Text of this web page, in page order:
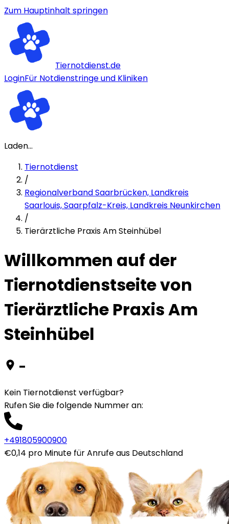
Zum Hauptinhalt springen
Tiernotdienst.de
LoginFür Notdienstringe und Kliniken
Laden...
Tiernotdienst
/
Regionalverband Saarbrücken, Landkreis
Saarlouis, Saarpfalz-Kreis, Landkreis Neunkirchen
/
Tierärztliche Praxis Am Steinhübel
Willkommen auf der
Tiernotdienstseite von
Tierärztliche Praxis Am
Steinhübel
-
Kein Tiernotdienst verfügbar?
Rufen Sie die folgende Nummer an:
+491805900900
€0,14 pro Minute für Anrufe aus Deutschland